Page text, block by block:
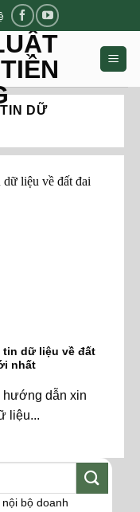
DỮ
tin dữ liệu về đất
nhất
hướng dẫn xin
liệu...
bộ doanh